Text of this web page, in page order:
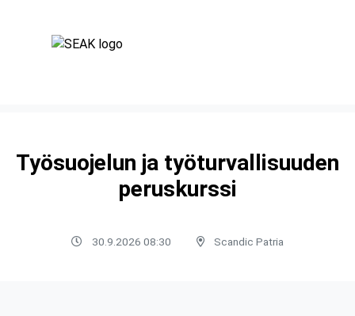
Työsuojelun ja työturvallisuuden
peruskurssi
30.9.2026 08:30 Scandic Patria